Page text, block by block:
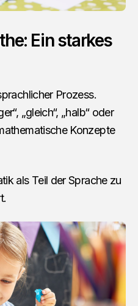
Ein starkes
Prozess.
„gleich“, „halb“ oder
Konzepte
als Teil der Sprache zu